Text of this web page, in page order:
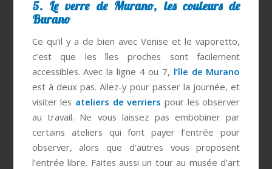
5. Le verre de Murano, les couleurs de
Burano
Ce qu’il y a de bien avec Venise et le vaporetto,
c’est que les îles proches sont facilement
accessibles. Avec la ligne 4 ou 7, l’île de Murano
est à deux pas. Allez-y pour passer la journée, et
visiter les ateliers de verriers pour les observer
au travail. Ne vous laissez pas embobiner par
certains ateliers qui font payer l’entrée pour
observer, alors que d’autres vous proposent
l’entrée libre. Faites aussi un tour au musée d’art